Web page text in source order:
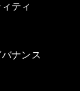
on the Digital
on
ティ
ナンス